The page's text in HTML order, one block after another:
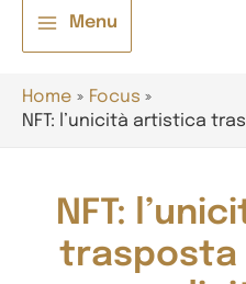
Main
Menu
Menu
Home
Focus
NFT: l’unicità artistica
NFT:
trasposta